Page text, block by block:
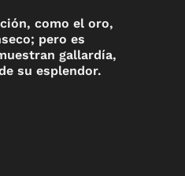
como el oro,
pero es
gallardía,
su esplendor.